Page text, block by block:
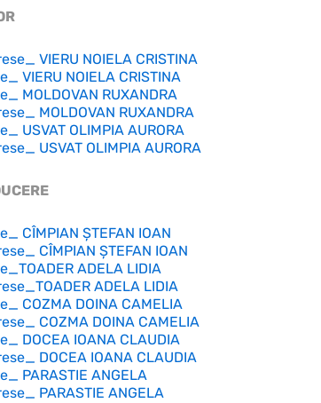
VIERU NOIELA CRISTINA
VIERU NOIELA CRISTINA
MOLDOVAN RUXANDRA
MOLDOVAN RUXANDRA
USVAT OLIMPIA AURORA
USVAT OLIMPIA AURORA
CÎMPIAN ȘTEFAN IOAN
CÎMPIAN ȘTEFAN IOAN
ADELA LIDIA
ADELA LIDIA
COZMA DOINA CAMELIA
COZMA DOINA CAMELIA
DOCEA IOANA CLAUDIA
DOCEA IOANA CLAUDIA
PARASTIE ANGELA
PARASTIE ANGELA